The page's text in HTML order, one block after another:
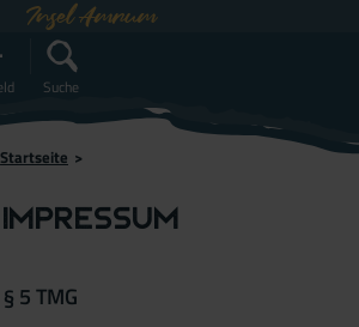
Suche
Insel Amrum
Startseite >
Impressum
5 TMG